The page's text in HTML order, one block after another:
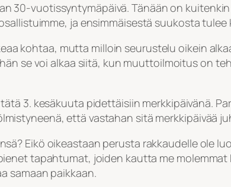
30-vuotissyntymäpäivä. Tänään on
ja ensimmäisestä suukosta tulee
kohtaa, mutta milloin seurustelu oikein
se voi alkaa siitä, kun muuttoilmoitus on
3. kesäkuuta pidettäisiin merkkipäivänä.
että vastahan sitä merkkipäivää
Eikö oikeastaan perusta rakkaudelle ole
tapahtumat, joiden kautta me
samaan paikkaan.